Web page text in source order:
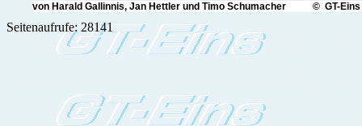
von Harald Gallinnis, Jan Hettler und Timo Schumacher © GT-Eins
Seitenaufrufe: 28141